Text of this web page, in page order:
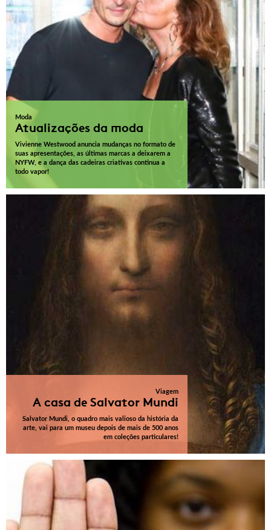
Moda
Atualizações da moda
Vivienne Westwood anuncia mudanças no formato de
suas apresentações, as últimas marcas a deixarem a
NYFW, e a dança das cadeiras criativas continua a
todo vapor!
Viagem
A casa de Salvator Mundi
Salvator Mundi, o quadro mais valioso da história da
arte, vai para um museu depois de mais de 500 anos
em coleções particulares!